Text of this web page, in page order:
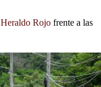
Heraldo Rojo frente a las